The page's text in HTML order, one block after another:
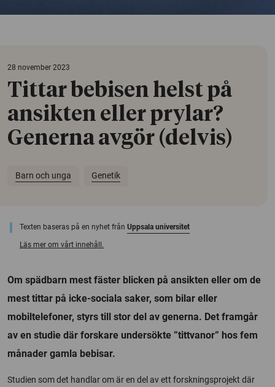
28 november 2023
Tittar bebisen helst på
ansikten eller prylar?
Generna avgör (delvis)
Barn och unga Genetik
Texten baseras på en nyhet från Uppsala universitet
Läs mer om vårt innehåll.
Om spädbarn mest fäster blicken på ansikten eller om de
mest tittar på icke-sociala saker, som bilar eller
mobiltelefoner, styrs till stor del av generna. Det framgår
av en studie där forskare undersökte ”tittvanor” hos fem
månader gamla bebisar.
Studien som det handlar om är en del av ett forskningsprojekt där